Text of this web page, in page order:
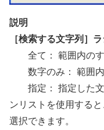
説明
［検索する文字列］
全て： 範囲内のす
数字のみ： 範囲内
指定： 指定した文
ンリストを使用する
選択できます。